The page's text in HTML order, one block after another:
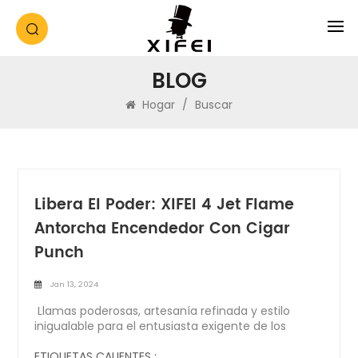
BLOG
Hogar / Buscar
Libera El Poder: XIFEI 4 Jet Flame
Antorcha Encendedor Con Cigar
Punch
Jan 13, 2024
Llamas poderosas, artesanía refinada y estilo
inigualable para el entusiasta exigente de los